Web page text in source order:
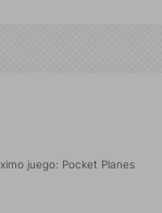
juego: Pocket Planes